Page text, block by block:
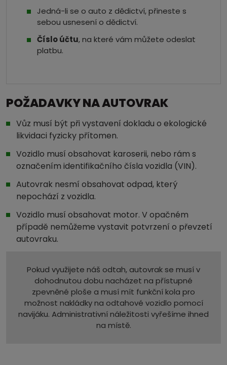
Jedná-li se o auto z dědictví, přineste s
sebou usnesení o dědictví.
Číslo účtu, na které vám můžete odeslat
platbu.
POŽADAVKY NA AUTOVRAK
Vůz musí být při vystavení dokladu o ekologické
likvidaci fyzicky přítomen.
Vozidlo musí obsahovat karoserii, nebo rám s
označením identifikačního čísla vozidla (VIN).
Autovrak nesmí obsahovat odpad, který
nepochází z vozidla.
Vozidlo musí obsahovat motor. V opačném
případě nemůžeme vystavit potvrzení o převzetí
autovraku.
Pokud využijete náš odtah, autovrak se musí v
dohodnutou dobu nacházet na přístupné
zpevněné ploše a musí mít funkční kola pro
možnost nakládky na odtahové vozidlo pomocí
navijáku. Administrativní náležitosti vyřešíme ihned
na místě.